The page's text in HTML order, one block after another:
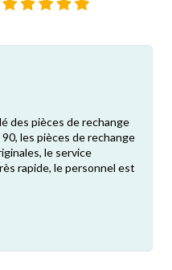
des pièces de rechange
les pièces de rechange
le service
rapide, le personnel est